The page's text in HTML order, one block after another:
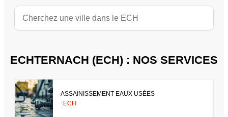
ECHTERNACH (ECH) : NOS SERVICES
ASSAINISSEMENT EAUX USÉES
ECH